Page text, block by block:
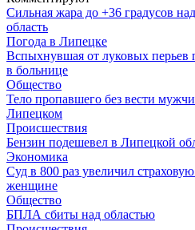
Сильная жара до +36 градусов
область
Погода в Липецке
Вспыхнувшая от луковых перьев
в больнице
Общество
Тело пропавшего без вести
Липецком
Происшествия
Бензин подешевел в Липецкой
Экономика
Суд в 800 раз увеличил
женщине
Общество
БПЛА сбиты над областью